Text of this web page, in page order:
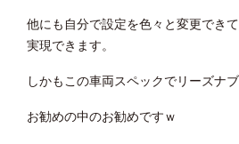
他にも自分で設定を色々と変更でき
実現できます。
しかもこの車両スペックでリーズナブ
お勧めの中のお勧めですｗ